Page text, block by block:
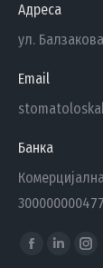
Адреса
ул.
Email
Банка
Find us on:
Facebook
Linkedin